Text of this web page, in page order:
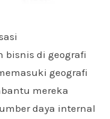
bisnis di geografi
geografi
mereka
daya internal